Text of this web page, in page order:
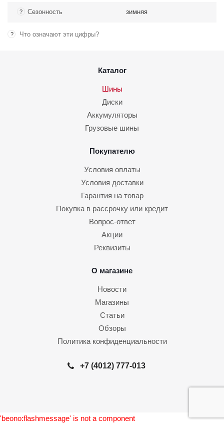
? Сезонность зимняя
? Что означают эти цифры?
Каталог
Шины
Диски
Аккумуляторы
Грузовые шины
Покупателю
Условия оплаты
Условия доставки
Гарантия на товар
Покупка в рассрочку или кредит
Вопрос-ответ
Акции
Реквизиты
О магазине
Новости
Магазины
Статьи
Обзоры
Политика конфиденциальности
+7 (4012) 777-013
'beono:flashmessage' is not a component